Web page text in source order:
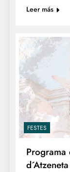
Leer más
FESTES
Programa